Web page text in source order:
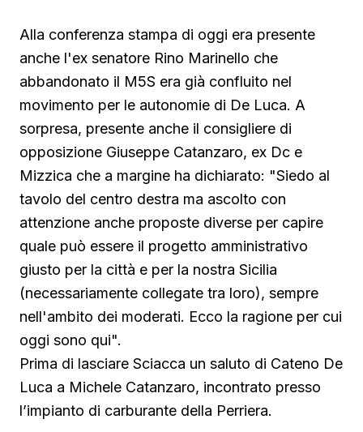
Alla conferenza stampa di oggi era presente
anche l'ex senatore Rino Marinello che
abbandonato il M5S era già confluito nel
movimento per le autonomie di De Luca. A
sorpresa, presente anche il consigliere di
opposizione Giuseppe Catanzaro, ex Dc e
Mizzica che a margine ha dichiarato: "Siedo al
tavolo del centro destra ma ascolto con
attenzione anche proposte diverse per capire
quale può essere il progetto amministrativo
giusto per la città e per la nostra Sicilia
(necessariamente collegate tra loro), sempre
nell'ambito dei moderati. Ecco la ragione per cui
oggi sono qui".
Prima di lasciare Sciacca un saluto di Cateno De
Luca a Michele Catanzaro, incontrato presso
l’impianto di carburante della Perriera.